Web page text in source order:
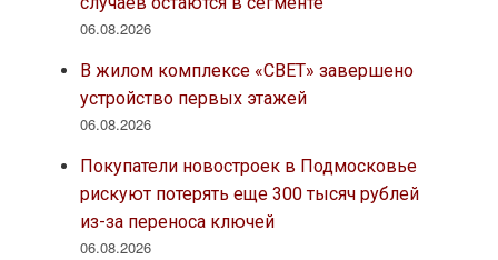
06.08.2026
В жилом комплексе «СВЕТ» завершено
устройство первых этажей
06.08.2026
Покупатели новостроек в Подмосковье
рискуют потерять еще 300 тысяч рублей
из-за переноса ключей
06.08.2026